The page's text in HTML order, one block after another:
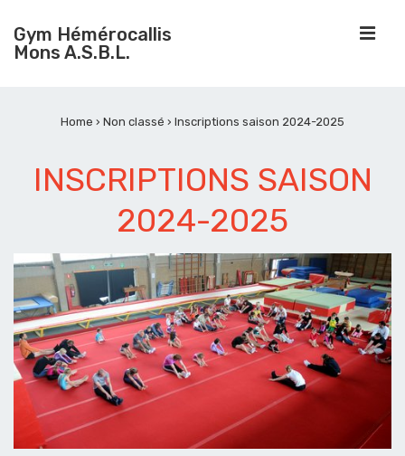
passer
au
Gym Hémérocallis
Mons A.S.B.L.
NAVIGATION
Home › Non classé › Inscriptions saison 2024-2025
INSCRIPTIONS SAISON
2024-2025